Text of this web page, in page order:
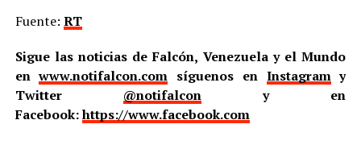
Fuente: RT
Sigue las noticias de Falcón, Venezuela y el Mundo
enwww.notifalcon.com síguenos en Instagramy
Twitter @notifalcony en
Facebook:https://www.facebook.com